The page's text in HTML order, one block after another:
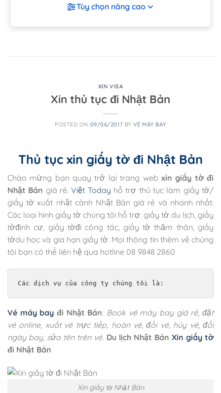
Tùy chọn nâng cao
XIN VISA
Xin thủ tục đi Nhật Bản
POSTED ON 09/06/2017 BYVÉ MÁY BAY
Thủ tục xin giấy tờ đi Nhật Bản
Chào mừng bạn quay trở lại trang web xin giấy tờ đi
Nhật Bản giá rẻ.Việt Today hỗ trợ thủ tục làm giấy tờ/
giấy tờ xuất nhật cảnh Nhật Bản giá rẻ và nhanh nhất.
Các loại hình giấy tờ chúng tôi hỗ trợ: giấy tờ du lịch, giấy
tờđịnh cư, giấy tờđi công tác, giấy tờ thăm thân, giấy
tờdu học và gia hạn giấy tờ. Mọi thông tin thêm về chúng
tôi bạn có thể liên hệ qua hotline 08 9848 2860
Các dịch vụ của công ty chúng tôi là:
Vé máy bay đi Nhật Bản: Book vé máy bay giá rẻ, đặt
vé online, xuất vé trực tiếp, hoàn vé, đổi vé, hủy vé, đổi
ngày bay, sửa tên trên vé. Du lịch Nhật Bản Xin giấy tờ
đi Nhật Bản
Xin giấy tờ Nhật Bản